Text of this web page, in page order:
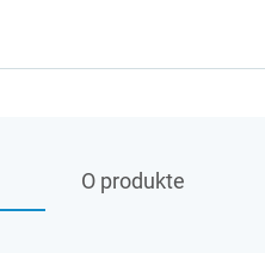
O produkte